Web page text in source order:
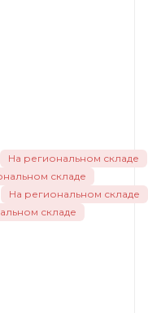
На региональном складе
складе
На региональном складе
складе